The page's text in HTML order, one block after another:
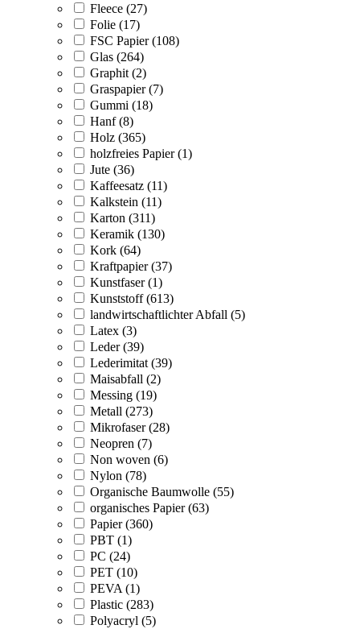
Fleece (27)
Folie (17)
FSC Papier (108)
Glas (264)
Graphit (2)
Graspapier (7)
Gummi (18)
Hanf (8)
Holz (365)
holzfreies Papier (1)
Jute (36)
Kaffeesatz (11)
Kalkstein (11)
Karton (311)
Keramik (130)
Kork (64)
Kraftpapier (37)
Kunstfaser (1)
Kunststoff (613)
landwirtschaftlichter Abfall (5)
Latex (3)
Leder (39)
Lederimitat (39)
Maisabfall (2)
Messing (19)
Metall (273)
Mikrofaser (28)
Neopren (7)
Non woven (6)
Nylon (78)
Organische Baumwolle (55)
organisches Papier (63)
Papier (360)
PBT (1)
PC (24)
PET (10)
PEVA (1)
Plastic (283)
Polyacryl (5)